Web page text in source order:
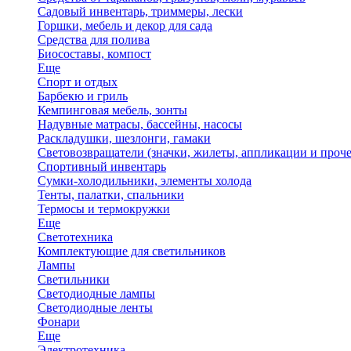
Садовый инвентарь, триммеры, лески
Горшки, мебель и декор для сада
Средства для полива
Биосоставы, компост
Еще
Спорт и отдых
Барбекю и гриль
Кемпинговая мебель, зонты
Надувные матрасы, бассейны, насосы
Раскладушки, шезлонги, гамаки
Световозвращатели (значки, жилеты, аппликации и
Спортивный инвентарь
Сумки-холодильники, элементы холода
Тенты, палатки, спальники
Термосы и термокружки
Еще
Светотехника
Комплектующие для светильников
Лампы
Светильники
Светодиодные лампы
Светодиодные ленты
Фонари
Еще